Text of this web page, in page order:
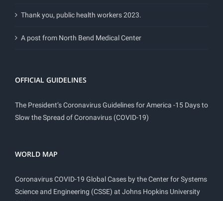
Thank you, public health workers 2023.
A post from North Bend Medical Center
OFFICIAL GUIDELINES
The President’s Coronavirus Guidelines for America -15 Days to
Slow the Spread of Coronavirus (COVID-19)
WORLD MAP
Coronavirus COVID-19 Global Cases by the Center for Systems
Science and Engineering (CSSE) at Johns Hopkins University